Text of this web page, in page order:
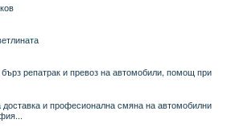
репатрак и превоз на автомобили, помощ при
и професионална смяна на автомобилни